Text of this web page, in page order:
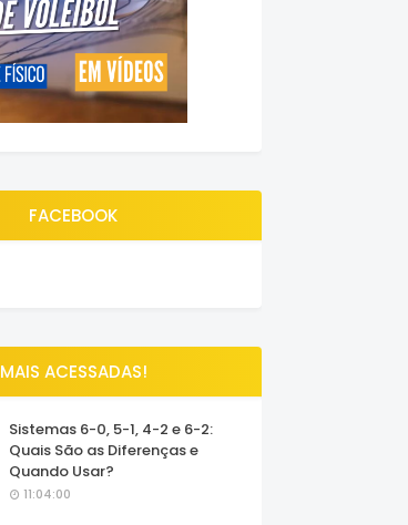
FACEBOOK
MAIS ACESSADAS!
Sistemas 6-0, 5-1, 4-2 e 6-2:
Quais São as Diferenças e
Quando Usar?
11:04:00